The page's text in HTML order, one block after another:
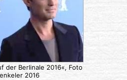
der Berlinale 2016«, Foto
2016